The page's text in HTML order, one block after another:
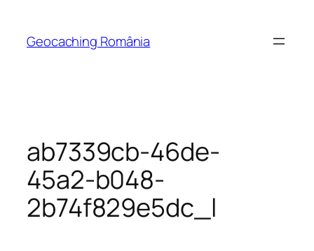
content
Geocaching România
ab7339cb-46de-
45a2-b048-
2b74f829e5dc_l